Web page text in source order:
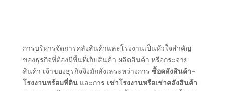
การบริหารจัดการคลังสินค้าและโรงงานเป็นหัวใจสำคัญ
ของธุรกิจที่ต้องมีพื้นที่เก็บสินค้า ผลิตสินค้า หรือกระจาย
สินค้า เจ้าของธุรกิจจึงมักลังเลระหว่างการ ซื้อคลังสินค้า–
โรงงานพร้อมที่ดินและการ เช่าโรงงานหรือเช่าคลังสินค้า